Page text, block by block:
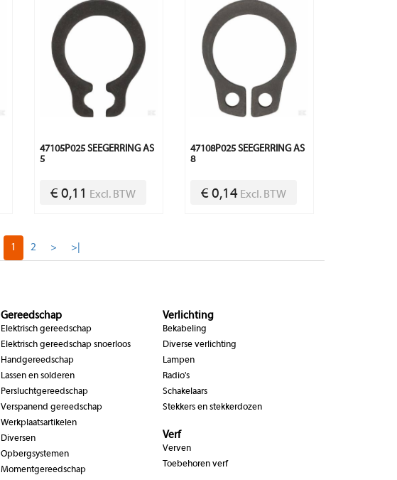
47105P025 SEEGERRING AS
5
€ 0,11 Excl. BTW
47108P025 SEEGERRING AS
8
€ 0,14 Excl. BTW
1 2 > >|
Gereedschap
Elektrisch gereedschap
Elektrisch gereedschap snoerloos
Handgereedschap
Lassen en solderen
Persluchtgereedschap
Verspanend gereedschap
Werkplaatsartikelen
Diversen
Opbergsystemen
Momentgereedschap
Verlichting
Bekabeling
Diverse verlichting
Lampen
Radio's
Schakelaars
Stekkers en stekkerdozen
Verf
Verven
Toebehoren verf